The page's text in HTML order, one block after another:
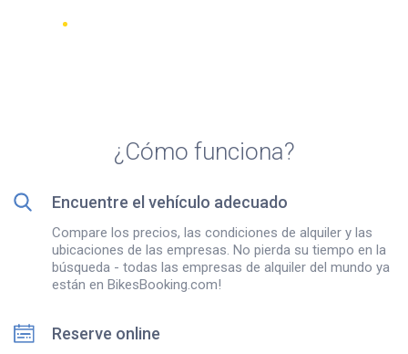
¿Cómo funciona?
Encuentre el vehículo adecuado
Compare los precios, las condiciones de alquiler y las
ubicaciones de las empresas. No pierda su tiempo en la
búsqueda - todas las empresas de alquiler del mundo ya
están en BikesBooking.com!
Reserve online